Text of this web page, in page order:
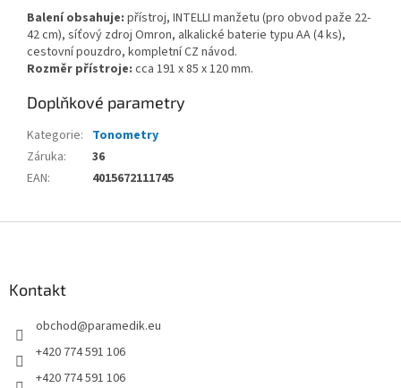
Balení obsahuje: přístroj, INTELLI manžetu (pro obvod paže 22-
42 cm), síťový zdroj Omron, alkalické baterie typu AA (4 ks),
cestovní pouzdro, kompletní CZ návod.
Rozměr přístroje: cca 191 x 85 x 120 mm.
Doplňkové parametry
Kategorie: Tonometry
Záruka:
36
EAN: 4015672111745
Kontakt
obchod@paramedik.eu
+420 774 591 106
+420 774 591 106